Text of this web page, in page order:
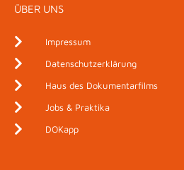
ÜBER UNS
Impressum
Datenschutzerklärung
Haus des Dokumentarfilms
Jobs & Praktika
DOKapp